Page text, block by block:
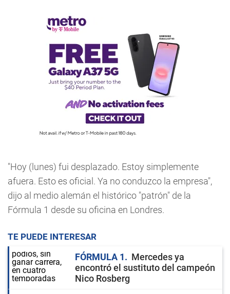
"Hoy (lunes) fui desplazado. Estoy simplemente
afuera. Esto es oficial. Ya no conduzco la empresa",
dijo al medio alemán el histórico "patrón" de la
Fórmula 1 desde su oficina en Londres.
TE PUEDE INTERESAR
FÓRMULA 1
Mercedes ya
encontró el sustituto del campeón
Nico Rosberg